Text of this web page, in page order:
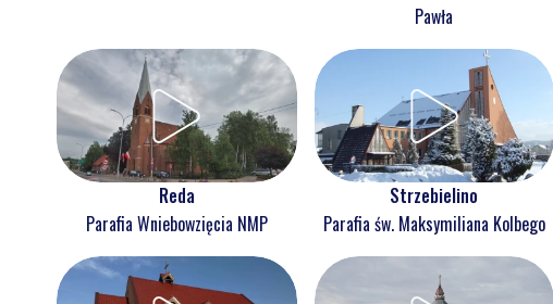
Pawła
Reda
Parafia Wniebowzięcia NMP
Strzebielino
Parafia św. Maksymiliana Kolbego